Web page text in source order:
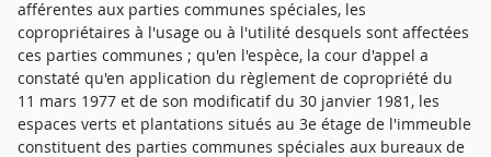
afférentes aux parties communes spéciales, les
copropriétaires à l'usage ou à l'utilité desquels sont affectées
ces parties communes ; qu'en l'espèce, la cour d'appel a
constaté qu'en application du règlement de copropriété du
11 mars 1977 et de son modificatif du 30 janvier 1981, les
espaces verts et plantations situés au 3e étage de l'immeuble
constituent des parties communes spéciales aux bureaux de